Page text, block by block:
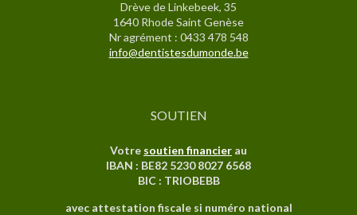
Drève de Linkebeek, 35
1640 Rhode Saint Genèse
Nr agrément : 0433 478 548
info@dentistesdumonde.be
SOUTIEN
Votre soutien financier au
IBAN : BE82 5230 8027 6568
BIC : TRIOBEBB
avec attestation fiscale si numéro national